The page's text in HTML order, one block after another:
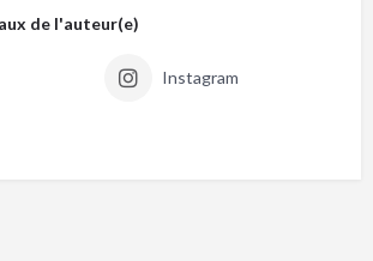
de l'auteur(e)
Instagram